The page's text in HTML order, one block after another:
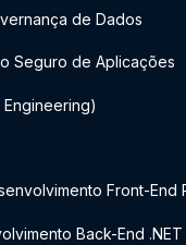
de Dados
Seguro de Aplicações
Engineering)
Front-End
Back-End .NET